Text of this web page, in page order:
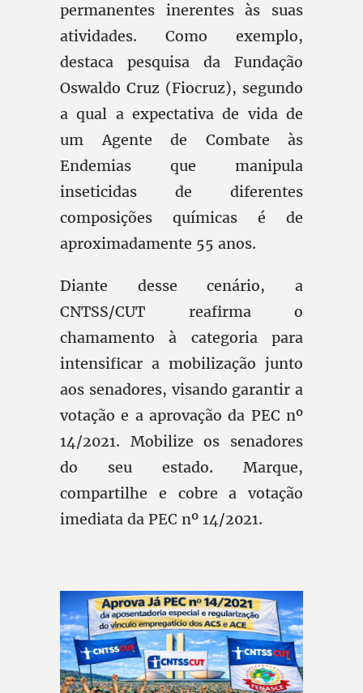
permanentes inerentes às suas
atividades. Como exemplo,
destaca pesquisa da Fundação
Oswaldo Cruz (Fiocruz), segundo
a qual a expectativa de vida de
um Agente de Combate às
Endemias que manipula
inseticidas de diferentes
composições químicas é de
aproximadamente 55 anos.
Diante desse cenário, a
CNTSS/CUT reafirma o
chamamento à categoria para
intensificar a mobilização junto
aos senadores, visando garantir a
votação e a aprovação da PEC nº
14/2021. Mobilize os senadores
do seu estado. Marque,
compartilhe e cobre a votação
imediata da PEC nº 14/2021.